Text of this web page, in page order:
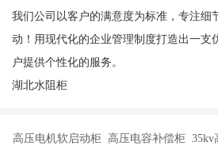
我们公司以客户的满意度为标准，专注细
动！用现代化的企业管理制度打造出一支
户提供个性化的服务。
湖北水阻柜
高压电机软启动柜 高压电容补偿柜